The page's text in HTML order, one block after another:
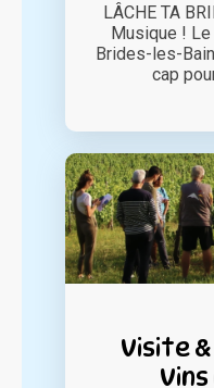
LÂCHE TA
Musique !
Brides-les-
cap
Visite